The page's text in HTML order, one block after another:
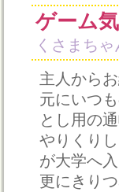
ゲーム
くさまち
主人から
元にいつ
とし用の
やりくり
が大学へ
更にきり